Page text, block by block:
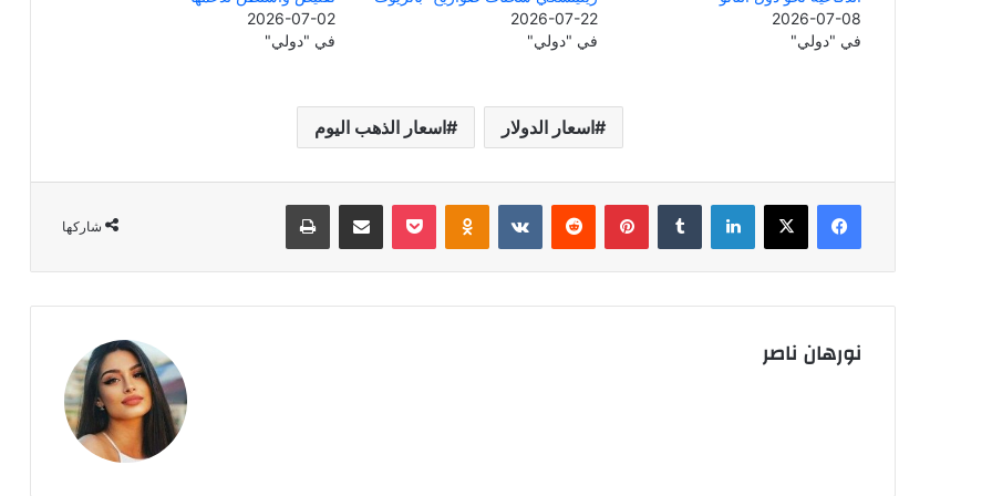
2026-07-08
في "دولي"
2026-07-22
في "دولي"
2026-07-02
في "دولي"
اسعار الدولار اسعار الذهب اليوم
شاركها
فيسبوك ‫X لينكدإن بينتيريست Odnoklassniki
‫Pocket مشاركة عبر البريد طباعة
نورهان ناصر